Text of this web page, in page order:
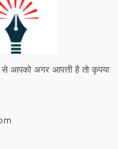
से आपको अगर आपत्ती है तो कृपया